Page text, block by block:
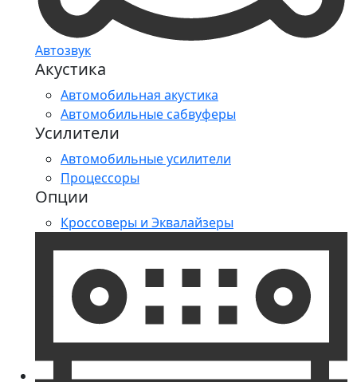
Автозвук
Акустика
Автомобильная акустика
Автомобильные сабвуферы
Усилители
Автомобильные усилители
Процессоры
Опции
Кроссоверы и Эквалайзеры